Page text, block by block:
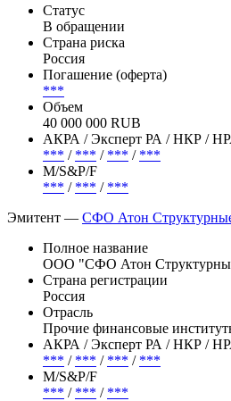
Статус
В обращении
Страна риска
Россия
Погашение (оферта)
***
Объем
40 000 000 RUB
АКРА / Эксперт РА / НКР /
*** / *** / *** / ***
М/S&P/F
*** / *** / ***
Эмитент — СФО Атон
Полное название
ООО "СФО Атон
Страна регистрации
Россия
Отрасль
Прочие финансовые
АКРА / Эксперт РА / НКР /
*** / *** / *** / ***
М/S&P/F
*** / *** / ***